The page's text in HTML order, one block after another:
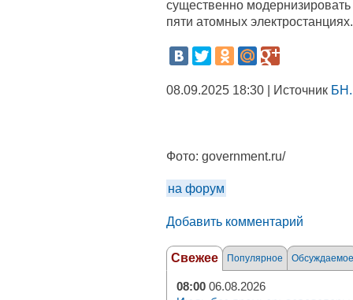
существенно
пяти атомных электростанциях.
08.09.2025 18:30 | Источник
Фото: government.ru/
на форум
Добавить комментарий
Свежее Популярное Обсуждаемое
08:00 06.08.2026